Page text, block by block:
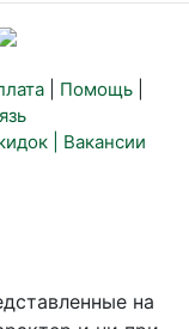
Помощь
| Вакансии
на